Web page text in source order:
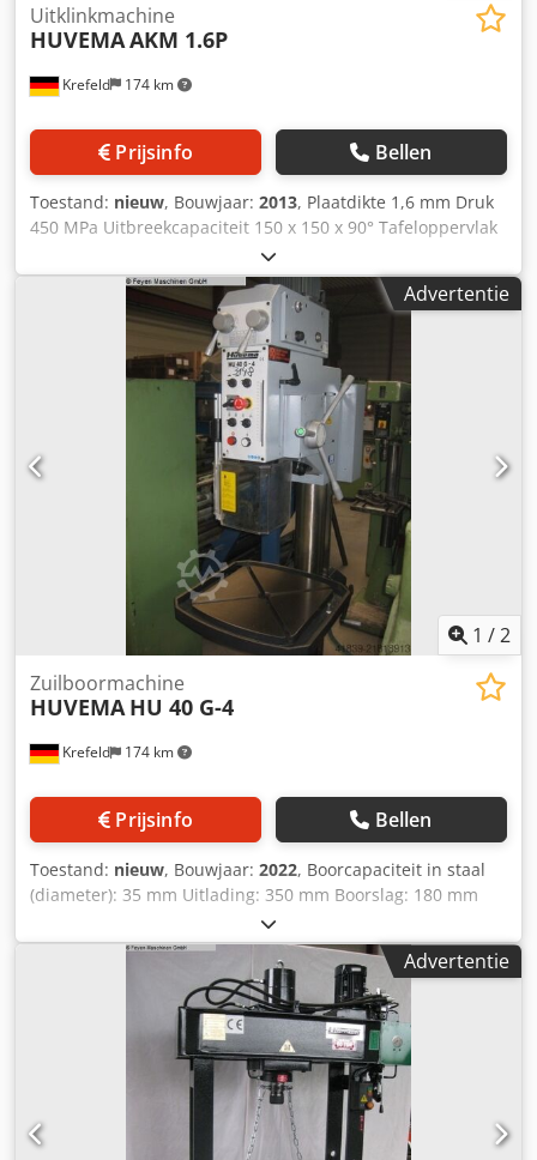
Krefeld 174 km
Uitklinkmachine
HUVEMAAKM 1.6P
Prijsinfo Bellen
Toestand: nieuw, Bouwjaar: 2013, Plaatdikte 1,6 mm Druk
450 MPa Uitbreekcapaciteit 150 x 150 x 90° Tafeloppervlak
650 x 500 mm Hoogte basisframe 875 mm Snijhoek -
bovenmes 4 ° Dkjdpfxst Smgxo Aiior Machinegewicht ca.
0,075 ton Handmatige uitklinkmachine met onderstel,
Plaatdiktes: - Staal 450MPa tot 1,6 mm, - aluminium tot
2,25 mm, - kunststof tot 3,0 mm, Demonstratie-unit
Advertentie
1 /2
Krefeld 174 km
Zuilboormachine
HUVEMA HU 40 G-4
Prijsinfo Bellen
Toestand: nieuw, Bouwjaar: 2022, Boorcapaciteit in staal
(diameter): 35 mm Uitlading: 350 mm Boorslag: 180 mm
Max. draaddiameter: M 24 mm Voeding: 0,1 - 0,2 mm/omw
Spilsnelheden: 100 - 1450 omw/min Spindelopname: MT 4
Tafeloppervlak: 560 x 385 mm Afstand spil/tafel max.: 780
mm Afstand spil/voetplaat: 1320 mm Spanning: 400 V / 50
Hz Totale vermogensbehoefte: 1,5 kW Machinegewicht ca.:
0,46 t Benodigde ruimte ca.: 1,2 x 0,7 x 2,4 m Met
koelmiddel- en draadsnij-inrichting Instelbare boordiepte
met automatische uitschakeling Links-rechtsdraaiende
spindel Verstelbare spanenbescherming Dsdpjy H Nvbefx
Aiiokr
Advertentie